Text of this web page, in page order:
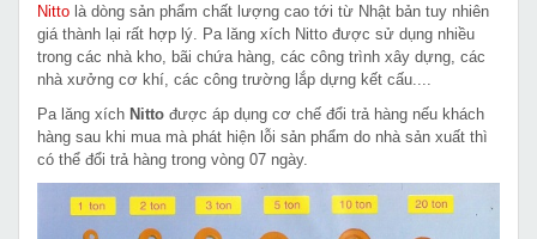
Nitto là dòng sản phẩm chất lượng cao tới từ Nhật bản tuy nhiên
giá thành lại rất hợp lý. Pa lăng xích Nitto được sử dụng nhiều
trong các nhà kho, bãi chứa hàng, các công trình xây dựng, các
nhà xưởng cơ khí, các công trường lắp dựng kết cấu....
Pa lăng xích Nitto được áp dụng cơ chế đổi trả hàng nếu khách
hàng sau khi mua mà phát hiện lỗi sản phẩm do nhà sản xuất thì
có thể đổi trả hàng trong vòng 07 ngày.